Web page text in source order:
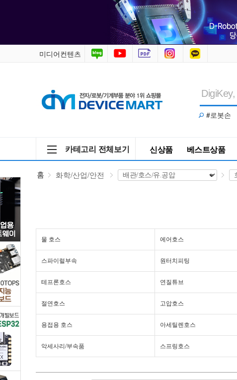
관/
호
스/
유.
공
압
>
호
스/
미디어컨텐츠
#로봇손
카테고리 전체보기 신상품 베스트상품
홈 화학/산업/안전
물 호스 에어호스
스파이럴부속 원터치피팅
테프론호스 연질튜브
절연호스 고압호스
용접용 호스 아세틸렌호스
악세사리/부속품 스프링호스